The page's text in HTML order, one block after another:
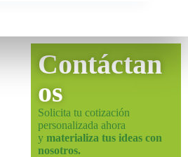
Contáctan
os
Solicita tu cotización
personalizada ahora
y materializa tus ideas con
nosotros.